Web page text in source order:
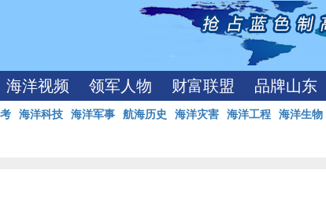
海洋视频 领军人物 财富联盟 品牌山东
海洋科技 海洋军事 航海历史 海洋灾害 海洋工程 海洋生物